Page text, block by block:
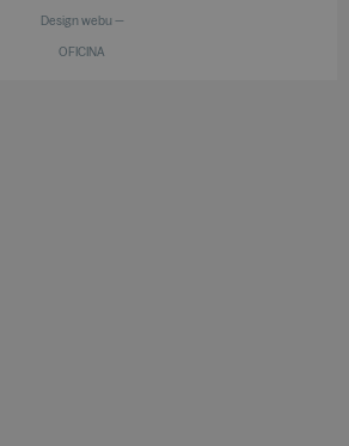
Design webu —
OFICINA